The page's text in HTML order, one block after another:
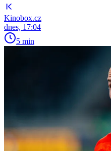
Kinobox.cz
dnes, 17:04
5 min